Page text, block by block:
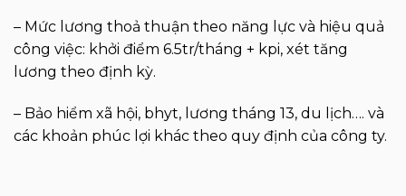
– Mức lương thoả thuận theo năng lực và hiệu quả
công việc: khởi điểm 6.5tr/tháng + kpi, xét tăng
lương theo định kỳ.
– Bảo hiểm xã hội, bhyt, lương tháng 13, du lịch…. và
các khoản phúc lợi khác theo quy định của công ty.